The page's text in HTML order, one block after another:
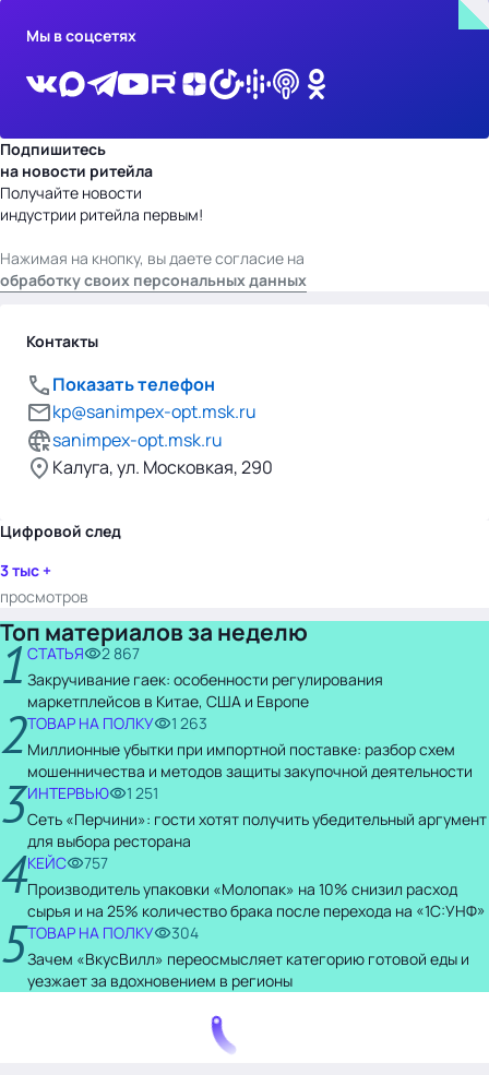
Мы в соцсетях
Подпишитесь
на новости ритейла
Получайте новости
индустрии ритейла первым!
Нажимая на кнопку, вы даете согласие на
обработку своих персональных данных
Контакты
Показать телефон
kp@sanimpex-opt.msk.ru
sanimpex-opt.msk.ru
Калуга, ул. Московкая, 290
Цифровой след
3 тыс +
просмотров
Топ материалов за неделю
1 СТАТЬЯ
2 867
Закручивание гаек: особенности регулирования
маркетплейсов в Китае, США и Европе
2ТОВАР НА ПОЛКУ
1 263
Миллионные убытки при импортной поставке: разбор схем
мошенничества и методов защиты закупочной деятельности
3ИНТЕРВЬЮ
1 251
Сеть «Перчини»: гости хотят получить убедительный аргумент
для выбора ресторана
4КЕЙС
757
Производитель упаковки «Молопак» на 10% снизил расход
сырья и на 25% количество брака после перехода на «1С:УНФ»
5ТОВАР НА ПОЛКУ
304
Зачем «ВкусВилл» переосмысляет категорию готовой еды и
уезжает за вдохновением в регионы